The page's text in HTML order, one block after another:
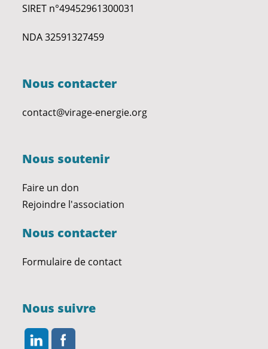
SIRET n°49452961300031
NDA 32591327459
Nous contacter
contact@virage-energie.org
Nous soutenir
Faire un don
Rejoindre l'association
Nous contacter
Formulaire de contact
Nous suivre